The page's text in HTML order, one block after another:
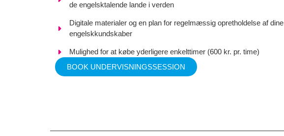
de engelsktalende lande i verden
Digitale materialer og en plan for regelmæssig opretholdelse af dine
engelskkundskaber
Mulighed for at købe yderligere enkelttimer (600 kr. pr. time)
BOOK UNDERVISNINGSSESSION